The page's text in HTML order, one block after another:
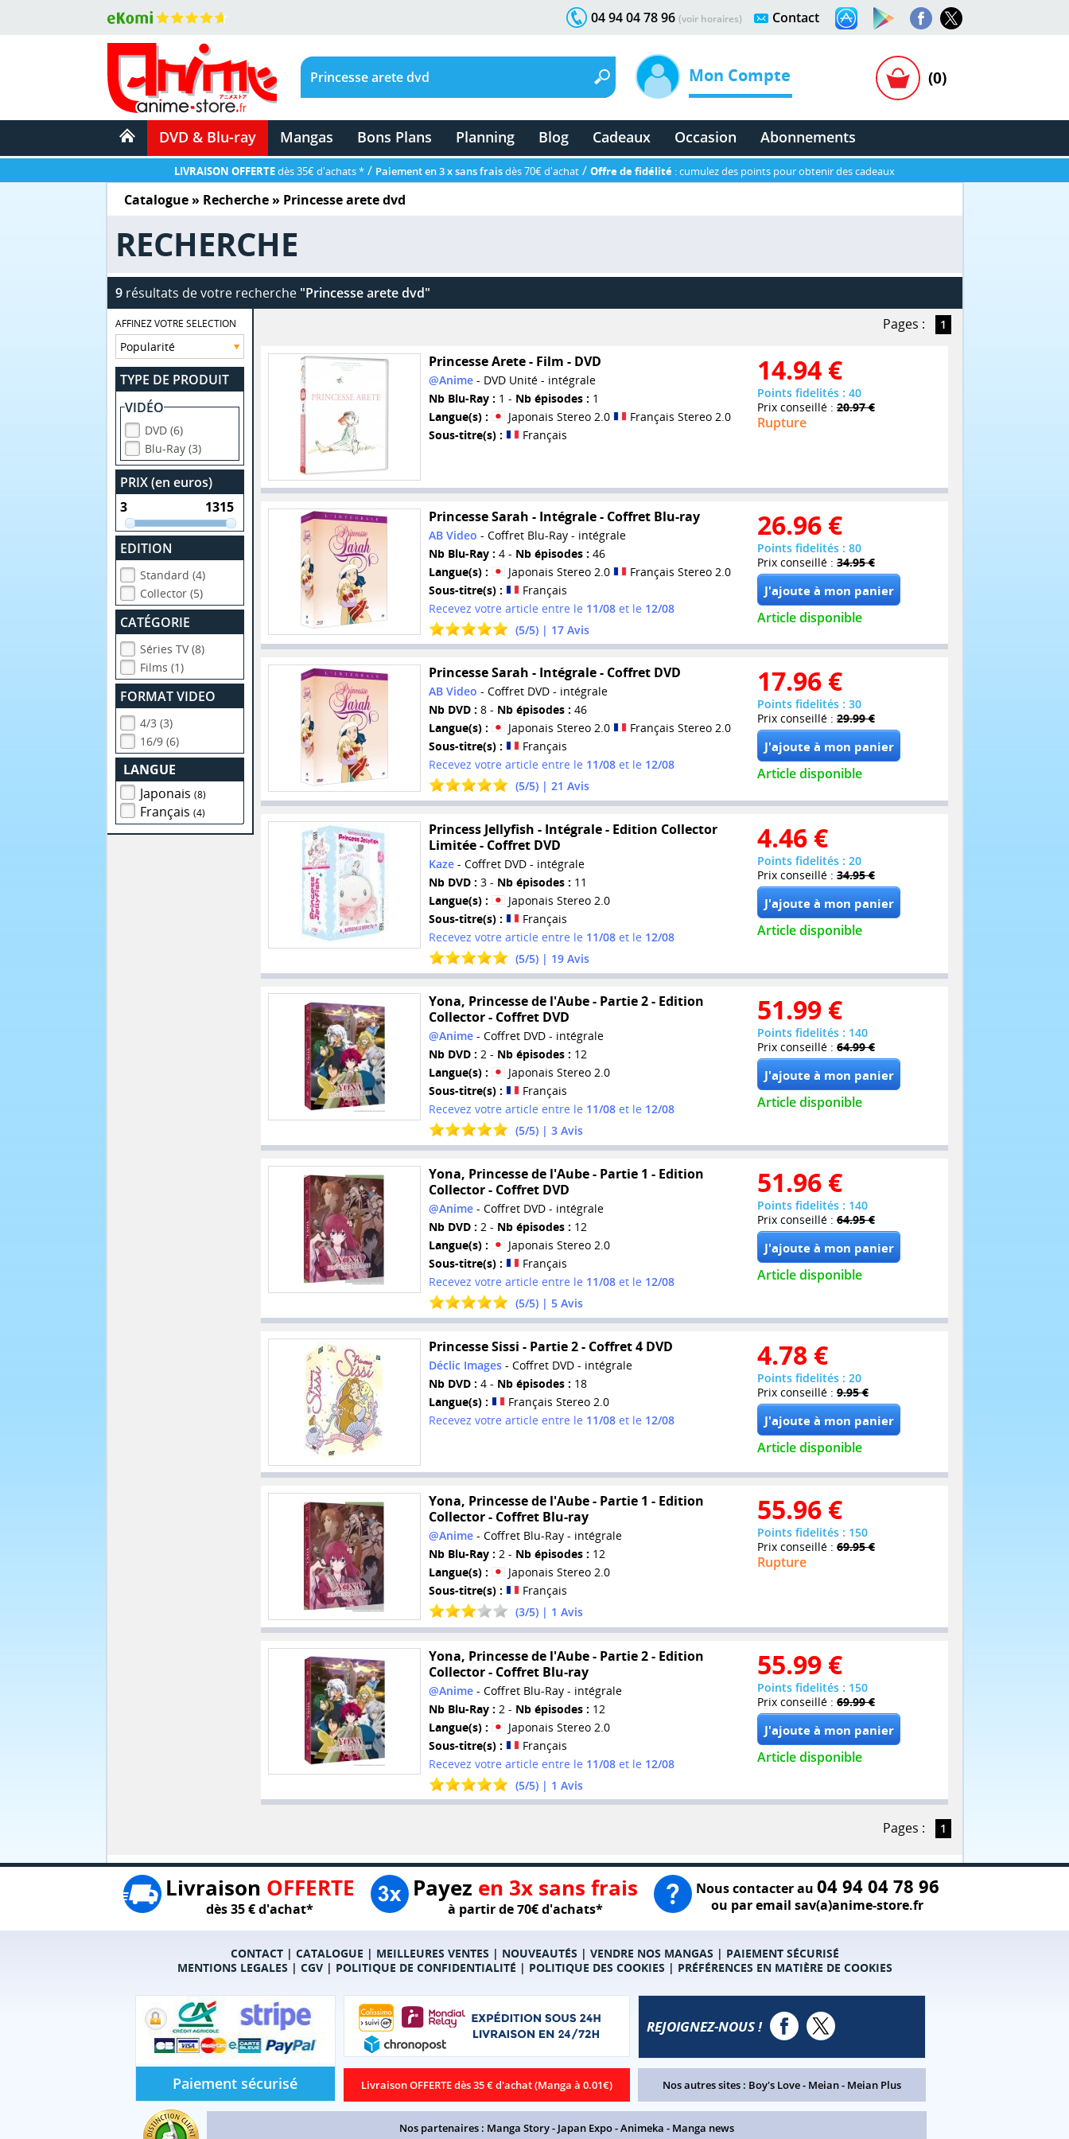
Contact
04 94 04 78 96 (voir horaires)
Mon Compte (0)
DVD & Blu-ray Mangas Bons Plans Planning Blog Cadeaux Occasion Abonnements
LIVRAISON OFFERTEdès 35€ d'achats * / Paiement en 3 x sans fraisdès 70€ d'achat / Offre de fidélité : cumulez des points pour obtenir des cadeaux
Catalogue» Recherche » Princesse arete dvd
RECHERCHE
9résultats de votre recherche "Princesse arete dvd"
AFFINEZ VOTRE SELECTION
TYPE DE PRODUIT
VIDÉO
DVD (6)
Blu-Ray (3)
PRIX (en euros)
EDITION
Standard (4)
Collector (5)
CATÉGORIE
Séries TV (8)
Films (1)
FORMAT VIDEO
4/3 (3)
16/9 (6)
LANGUE
Japonais(8)
Français(4)
Pages : 1
Princesse Arete - Film - DVD
@Anime- DVD Unité - intégrale
Nb Blu-Ray : 1 - Nb épisodes : 1
Langue(s) :
Japonais Stereo 2.0
Français Stereo 2.0
Sous-titre(s) :
Français
14.94 €
Points fidelités : 40
Prix conseillé : 20.97 €
Rupture
Princesse Sarah - Intégrale - Coffret Blu-ray
AB Video - Coffret Blu-Ray - intégrale
Nb Blu-Ray : 4 - Nb épisodes : 46
Langue(s) :
Japonais Stereo 2.0
Français Stereo 2.0
Sous-titre(s) :
Français
Recevez votre article entre le 11/08et le 12/08
(5/5) | 17Avis
26.96 €
Points fidelités : 80
Prix conseillé : 34.95 €
Article disponible
Princesse Sarah - Intégrale - Coffret DVD
AB Video - Coffret DVD - intégrale
Nb DVD : 8 - Nb épisodes : 46
Langue(s) :
Japonais Stereo 2.0
Français Stereo 2.0
Sous-titre(s) :
Français
Recevez votre article entre le 11/08et le 12/08
(5/5) | 21 Avis
17.96 €
Points fidelités : 30
Prix conseillé : 29.99 €
Article disponible
Princess Jellyfish - Intégrale - Edition Collector
Limitée - Coffret DVD
Kaze- Coffret DVD - intégrale
Nb DVD : 3 - Nb épisodes : 11
Langue(s) :
Japonais Stereo 2.0
Sous-titre(s) :
Français
Recevez votre article entre le 11/08et le 12/08
(5/5) | 19Avis
4.46 €
Points fidelités : 20
Prix conseillé : 34.95 €
Article disponible
Yona, Princesse de l'Aube - Partie 2 - Edition
Collector - Coffret DVD
@Anime- Coffret DVD - intégrale
Nb DVD : 2 - Nb épisodes : 12
Langue(s) :
Japonais Stereo 2.0
Sous-titre(s) :
Français
Recevez votre article entre le 11/08et le 12/08
(5/5) | 3Avis
51.99 €
Points fidelités : 140
Prix conseillé : 64.99 €
Article disponible
Yona, Princesse de l'Aube - Partie 1 - Edition
Collector - Coffret DVD
@Anime- Coffret DVD - intégrale
Nb DVD : 2 - Nb épisodes : 12
Langue(s) :
Japonais Stereo 2.0
Sous-titre(s) :
Français
Recevez votre article entre le 11/08et le 12/08
(5/5) | 5Avis
51.96 €
Points fidelités : 140
Prix conseillé : 64.95 €
Article disponible
Princesse Sissi - Partie 2 - Coffret 4 DVD
Déclic Images- Coffret DVD - intégrale
Nb DVD : 4 - Nb épisodes : 18
Langue(s) :
Français Stereo 2.0
Recevez votre article entre le 11/08et le 12/08
4.78 €
Points fidelités : 20
Prix conseillé : 9.95 €
Article disponible
Yona, Princesse de l'Aube - Partie 1 - Edition
Collector - Coffret Blu-ray
@Anime- Coffret Blu-Ray - intégrale
Nb Blu-Ray : 2 - Nb épisodes : 12
Langue(s) :
Japonais Stereo 2.0
Sous-titre(s) :
Français
(3/5) | 1 Avis
55.96 €
Points fidelités : 150
Prix conseillé : 69.95 €
Rupture
Yona, Princesse de l'Aube - Partie 2 - Edition
Collector - Coffret Blu-ray
@Anime- Coffret Blu-Ray - intégrale
Nb Blu-Ray : 2 - Nb épisodes : 12
Langue(s) :
Japonais Stereo 2.0
Sous-titre(s) :
Français
Recevez votre article entre le 11/08et le 12/08
(5/5) | 1 Avis
55.99 €
Points fidelités : 150
Prix conseillé : 69.99 €
Article disponible
Pages : 1
Livraison OFFERTE
dès 35 € d'achat*
Payez en 3x sans frais
à partir de 70€ d'achats*
Nous contacter au 04 94 04 78 96
ou par email sav(a)anime-store.fr
CONTACT| CATALOGUE | MEILLEURES VENTES | NOUVEAUTÉS | VENDRE NOS MANGAS | PAIEMENT SÉCURISÉ
MENTIONS LEGALES | CGV| POLITIQUE DE CONFIDENTIALITÉ | POLITIQUE DES COOKIES | PRÉFÉRENCES EN MATIÈRE DE COOKIES
Paiement sécurisé Livraison OFFERTE dès 35 € d'achat (Manga à 0.01€)
REJOIGNEZ-NOUS !
Nos autres sites : Boy's Love- Meian- Meian Plus
Nos partenaires : Manga Story- Japan Expo-Animeka - Manga news